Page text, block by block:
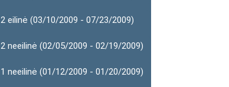
2 eilinė (03/10/2009 - 07/23/2009)
2 neeilinė (02/05/2009 - 02/19/2009)
1 neeilinė (01/12/2009 - 01/20/2009)